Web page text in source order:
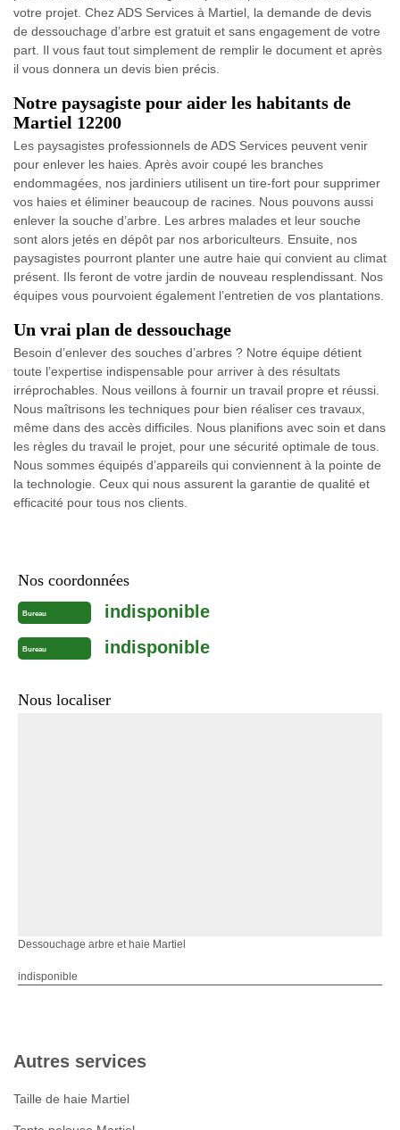
votre projet. Chez ADS Services à Martiel, la demande de devis
de dessouchage d’arbre est gratuit et sans engagement de votre
part. Il vous faut tout simplement de remplir le document et après
il vous donnera un devis bien précis.
Notre paysagiste pour aider les habitants de
Martiel 12200
Les paysagistes professionnels de ADS Services peuvent venir
pour enlever les haies. Après avoir coupé les branches
endommagées, nos jardiniers utilisent un tire-fort pour supprimer
vos haies et éliminer beaucoup de racines. Nous pouvons aussi
enlever la souche d’arbre. Les arbres malades et leur souche
sont alors jetés en dépôt par nos arboriculteurs. Ensuite, nos
paysagistes pourront planter une autre haie qui convient au climat
présent. Ils feront de votre jardin de nouveau resplendissant. Nos
équipes vous pourvoient également l’entretien de vos plantations.
Un vrai plan de dessouchage
Besoin d’enlever des souches d’arbres ? Notre équipe détient
toute l’expertise indispensable pour arriver à des résultats
irréprochables. Nous veillons à fournir un travail propre et réussi.
Nous maîtrisons les techniques pour bien réaliser ces travaux,
même dans des accès difficiles. Nous planifions avec soin et dans
les règles du travail le projet, pour une sécurité optimale de tous.
Nous sommes équipés d’appareils qui conviennent à la pointe de
la technologie. Ceux qui nous assurent la garantie de qualité et
efficacité pour tous nos clients.
Nos coordonnées
Bureau indisponible
Bureau indisponible
Nous localiser
Dessouchage arbre et haie Martiel
indisponible
Autres services
Taille de haie Martiel